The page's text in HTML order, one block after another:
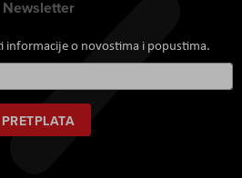
Newsletter
informacije o novostima i popustima.
se
za
naš
newsletter:
PRETPLATA